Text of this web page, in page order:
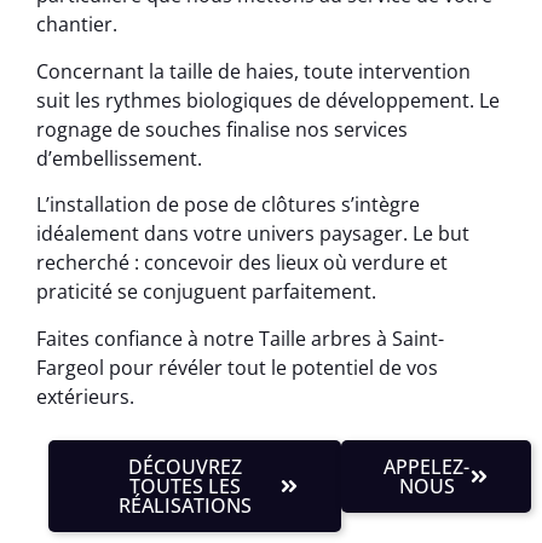
chantier.
Concernant la taille de haies, toute intervention
suit les rythmes biologiques de développement. Le
rognage de souches finalise nos services
d’embellissement.
L’installation de pose de clôtures s’intègre
idéalement dans votre univers paysager. Le but
recherché : concevoir des lieux où verdure et
praticité se conjuguent parfaitement.
Faites confiance à notre Taille arbres à Saint-
Fargeol pour révéler tout le potentiel de vos
extérieurs.
DÉCOUVREZ
TOUTES LES
RÉALISATIONS
APPELEZ-
NOUS